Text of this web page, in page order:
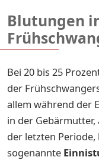
Blutungen
Bei 20 bis 25
der
allem während der
in der Gebärmutter,
der letzten
sogenannte